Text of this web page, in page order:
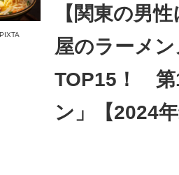
ンジニア向け専門サイト
エレクト
【関東の男
屋のラーメ
TOP15！ 第
ン」【2024